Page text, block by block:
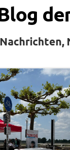
Nachrichten,